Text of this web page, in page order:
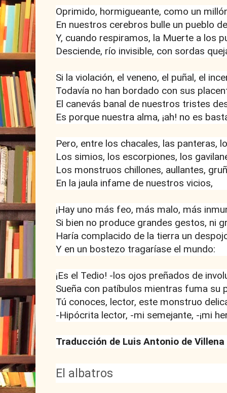
Oprimido, hormigueante, como un
En nuestros cerebros bulle un pueblo
Y, cuando respiramos, la Muerte a los
Desciende, río invisible, con sordas
Si la violación, el veneno, el puñal, el
Todavía no han bordado con sus
El canevás banal de nuestros tristes
Es porque nuestra alma, ¡ah! no es
Pero, entre los chacales, las panteras,
Los simios, los escorpiones, los
Los monstruos chillones, aullantes,
En la jaula infame de nuestros vicios,
¡Hay uno más feo, más malo, más
Si bien no produce grandes gestos, ni
Haría complacido de la tierra un
Y en un bostezo tragaríase el mundo:
¡Es el Tedio! -los ojos preñados de
Sueña con patíbulos mientras fuma su
Tú conoces, lector, este monstruo
-Hipócrita lector, -mi semejante, -¡mi
Traducción de Luis Antonio de Villena
El albatros